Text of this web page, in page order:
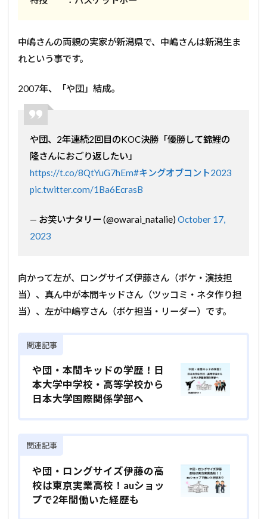
中嶋さんの両親の実家が新潟県で、中嶋さんは新潟生ま
れという事です。
2007年、「や団」結成。
や団、2年連続2回目のKOC決勝「優勝して錦鯉の
隆さんにおごり返したい」
https://t.co/8QtYuG7hEm#キングオブコント2023
pic.twitter.com/1Ba6EcrasB
— お笑いナタリー (@owarai_natalie) October 17,
2023
向かって左が、ロングサイズ伊藤さん（ボケ・演技担
当）、真ん中が本間キッドさん（ツッコミ・ネタ作り担
当）、左が中嶋亨さん（ボケ担当・リーダー）です。
関連記事
や団・本間キッドの学歴！日
本大学中学校・高等学校から
日本大学国際関係学部へ
関連記事
や団・ロングサイズ伊藤の高
校は東京実業高校！auショッ
プで2年間働いた経歴も